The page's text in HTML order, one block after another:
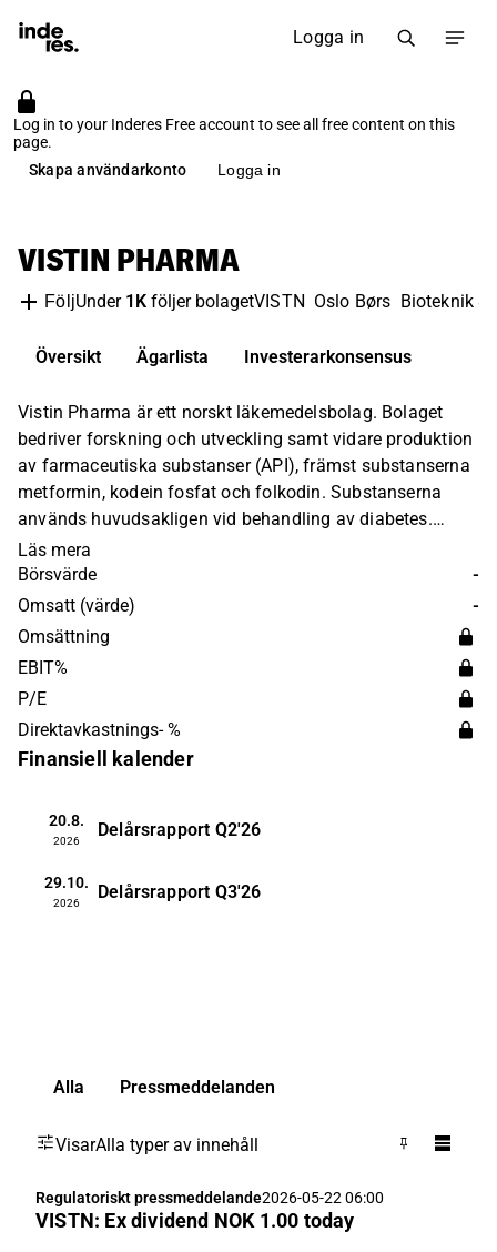
Logga in
Log in to your Inderes Free account to see all free content on this
page.
Skapa användarkonto
Logga in
VISTIN PHARMA
FöljUnder 1K följer bolagetVISTN Oslo Børs Bioteknik &
Översikt Ägarlista Investerarkonsensus
Vistin Pharma är ett norskt läkemedelsbolag. Bolaget
bedriver forskning och utveckling samt vidare produktion
av farmaceutiska substanser (API), främst substanserna
metformin, kodein fosfat och folkodin. Substanserna
används huvudsakligen vid behandling av diabetes.
Bolaget är verksamt på global nivå, med störst närvaro
på den nordiska marknaden. Vistin Pharma grundades
2015 och har sitt huvudkontor i Oslo.
Läs mera
Börsvärde
-
Omsatt (värde)
-
Omsättning
EBIT%
P/E
Direktavkastnings- %
Finansiell kalender
20.8.
2026
Delårsrapport Q2'26
29.10.
2026
Delårsrapport Q3'26
Alla Pressmeddelanden
VisarAlla typer av innehåll
Regulatoriskt pressmeddelande2026-05-22 06:00
VISTN: Ex dividend NOK 1.00 today